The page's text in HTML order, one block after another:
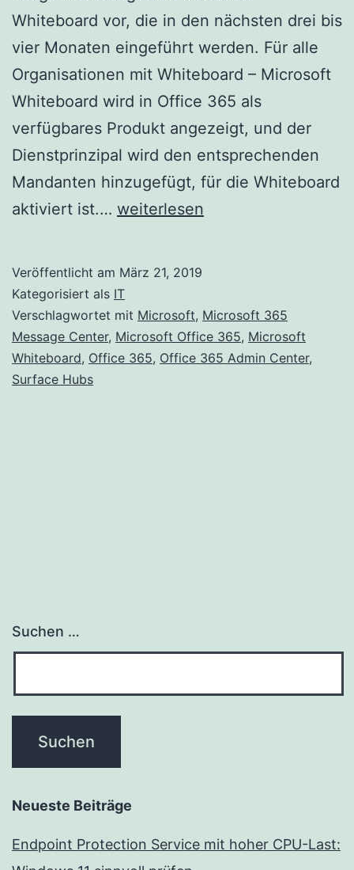
Whiteboard vor, die in den nächsten drei bis
vier Monaten eingeführt werden. Für alle
Organisationen mit Whiteboard – Microsoft
Whiteboard wird in Office 365 als
verfügbares Produkt angezeigt, und der
Dienstprinzipal wird den entsprechenden
Mandanten hinzugefügt, für die Whiteboard
aktiviert ist.… Aktualisierte
für
Microsoft
Whiteboard
weiterlesen
Veröffentlicht am März 21, 2019
Kategorisiert als IT
Verschlagwortet mit Microsoft, Microsoft 365
Message Center, Microsoft Office 365, Microsoft
Whiteboard, Office 365, Office 365 Admin Center,
Surface Hubs
Suchen …
Neueste Beiträge
Endpoint Protection Service mit hoher CPU-Last: